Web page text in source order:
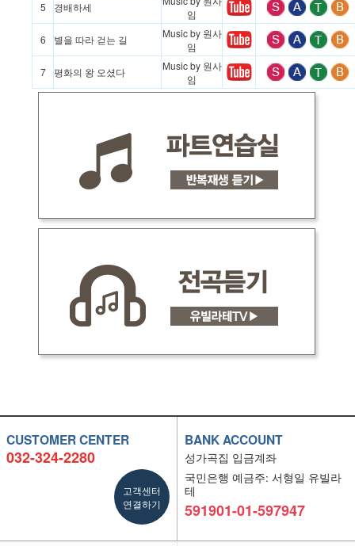
5
경배하세
임
6
별을 따라 걷는 길
Music by 원사
임
7
평화의 왕 오셨다
Music by 원사
임
CUSTOMER CENTER
032-324-2280
고객센터
연결하기
BANK ACCOUNT
성가곡집 입금계좌
국민은행 예금주: 서형일 유빌라
테
591901-01-597947